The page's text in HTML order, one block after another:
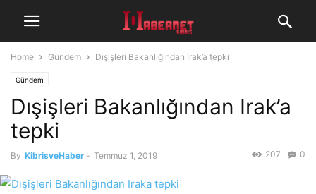
Home Gündem Dışişleri Bakanlığından Irak’a tepki
Gündem
Dışişleri Bakanlığından Irak’a
tepki
By KibrisveHaber - Temmuz 1, 2019 0
207